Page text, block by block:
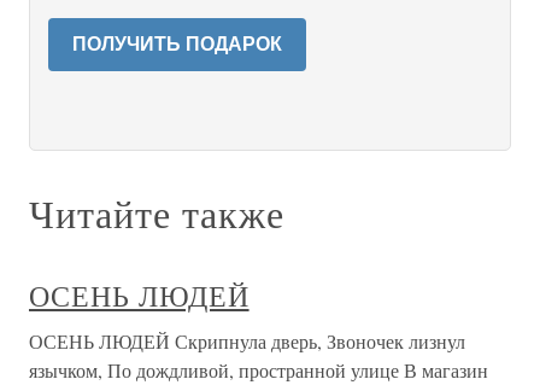
ПОЛУЧИТЬ ПОДАРОК
Читайте также
ОСЕНЬ ЛЮДЕЙ
ОСЕНЬ ЛЮДЕЙ Скрипнула дверь, Звоночек лизнул
язычком, По дождливой, пространной улице В магазин